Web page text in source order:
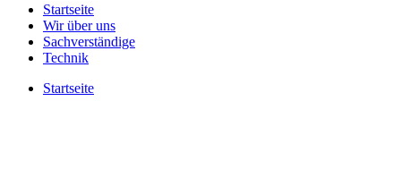
Startseite
Wir über uns
Sachverständige
Technik
Startseite